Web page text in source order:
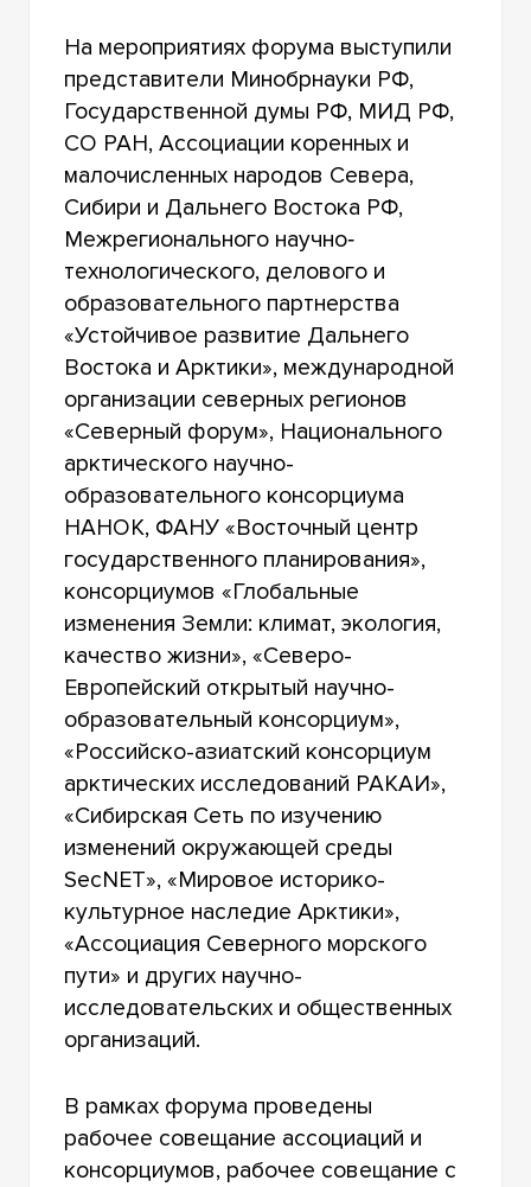
На мероприятиях форума выступили
представители Минобрнауки РФ,
Государственной думы РФ, МИД РФ,
СО РАН, Ассоциации коренных и
малочисленных народов Севера,
Сибири и Дальнего Востока РФ,
Межрегионального научно‐
технологического, делового и
образовательного партнерства
«Устойчивое развитие Дальнего
Востока и Арктики», международной
организации северных регионов
«Северный форум», Национального
арктического научно-
образовательного консорциума
НАНОК, ФАНУ «Восточный центр
государственного планирования»,
консорциумов «Глобальные
изменения Земли: климат, экология,
качество жизни», «Северо-
Европейский открытый научно-
образовательный консорциум»,
«Российско-азиатский консорциум
арктических исследований РАКАИ»,
«Сибирская Сеть по изучению
изменений окружающей среды
SecNET», «Мировое историко-
культурное наследие Арктики»,
«Ассоциация Северного морского
пути» и других научно-
исследовательских и общественных
организаций.
В рамках форума проведены
рабочее совещание ассоциаций и
консорциумов, рабочее совещание с